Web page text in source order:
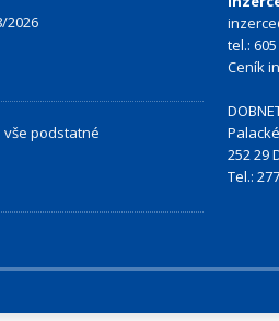
2026
vše podstatné
tel.:
Ceník
252 29
Tel.: